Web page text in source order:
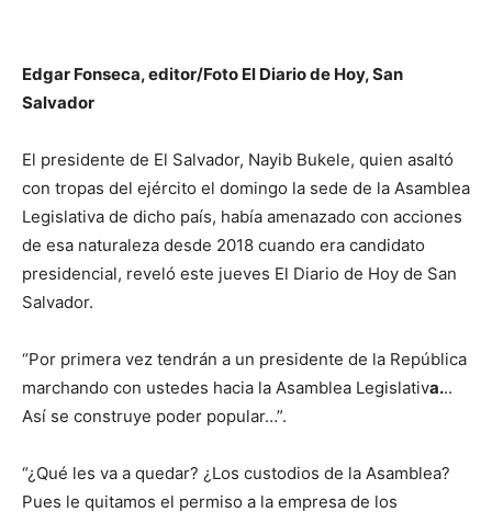
Edgar Fonseca, editor/Foto El Diario de Hoy, San
Salvador
El presidente de El Salvador, Nayib Bukele, quien asaltó
con tropas del ejército el domingo la sede de la Asamblea
Legislativa de dicho país, había amenazado con acciones
de esa naturaleza desde 2018 cuando era candidato
presidencial, reveló este jueves El Diario de Hoy de San
Salvador.
“Por primera vez tendrán a un presidente de la República
marchando con ustedes hacia la Asamblea Legislativa...
Así se construye poder popular…”.
“¿Qué les va a quedar? ¿Los custodios de la Asamblea?
Pues le quitamos el permiso a la empresa de los